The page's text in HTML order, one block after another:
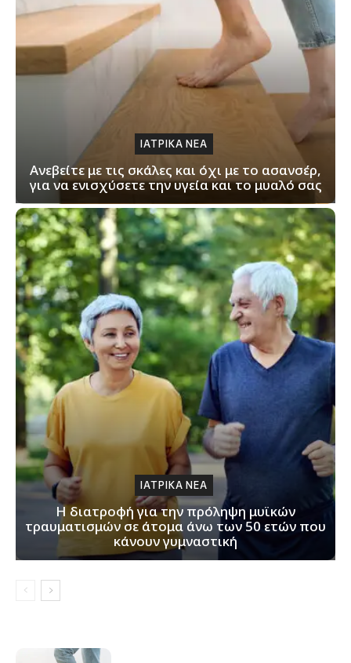
ΙΑΤΡΙΚΑ ΝΕΑ
Ανεβείτε με τις σκάλες και όχι με το ασανσέρ,
για να ενισχύσετε την υγεία και το μυαλό σας
ΙΑΤΡΙΚΑ ΝΕΑ
H διατροφή για την πρόληψη μυϊκών
τραυματισμών σε άτομα άνω των 50 ετών που
κάνουν γυμναστική